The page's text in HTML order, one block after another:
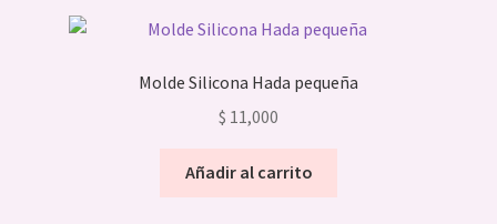
Molde Silicona Hada pequeña
$ 11,000
Añadir al carrito